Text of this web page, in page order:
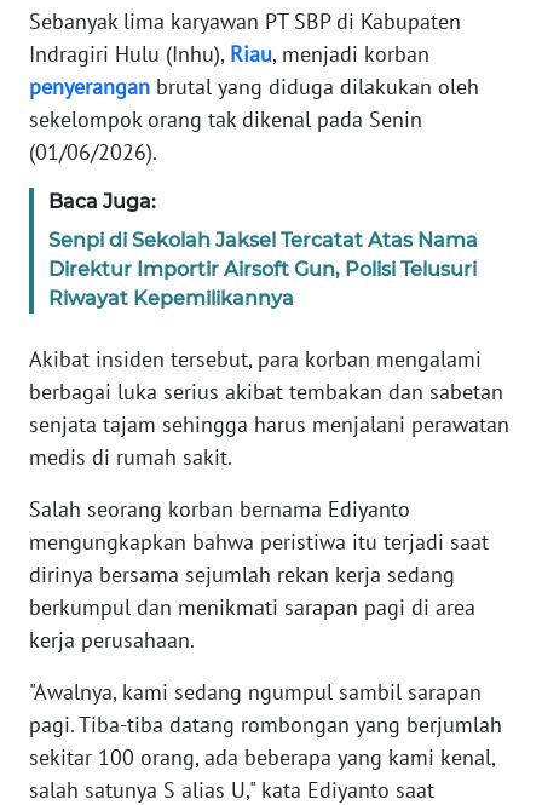
Sebanyak lima karyawan PT SBP di Kabupaten
Indragiri Hulu (Inhu), Riau, menjadi korban
penyerangan brutal yang diduga dilakukan oleh
sekelompok orang tak dikenal pada Senin
(01/06/2026).
Baca Juga:
Senpi di Sekolah Jaksel Tercatat Atas Nama
Direktur Importir Airsoft Gun, Polisi Telusuri
Riwayat Kepemilikannya
Akibat insiden tersebut, para korban mengalami
berbagai luka serius akibat tembakan dan sabetan
senjata tajam sehingga harus menjalani perawatan
medis di rumah sakit.
Salah seorang korban bernama Ediyanto
mengungkapkan bahwa peristiwa itu terjadi saat
dirinya bersama sejumlah rekan kerja sedang
berkumpul dan menikmati sarapan pagi di area
kerja perusahaan.
"Awalnya, kami sedang ngumpul sambil sarapan
pagi. Tiba-tiba datang rombongan yang berjumlah
sekitar 100 orang, ada beberapa yang kami kenal,
salah satunya S alias U," kata Ediyanto saat
INFO
TENTANG
KAMI
MEDIA
SIBER
KARIR
DISCLAIMER
News
Regional
WN
WN
JAKARTA